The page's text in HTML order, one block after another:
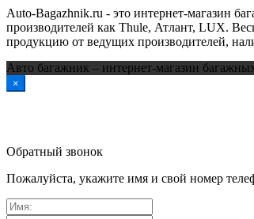
Auto-Bagazhnik.ru - это интернет-магазин
производителей как Thule, Атлант, LUX.
продукцию от ведущих производителей,
Авто багажник – интернет-магазин
×
Обратный звонок
Пожалуйста, укажите имя и свой номер